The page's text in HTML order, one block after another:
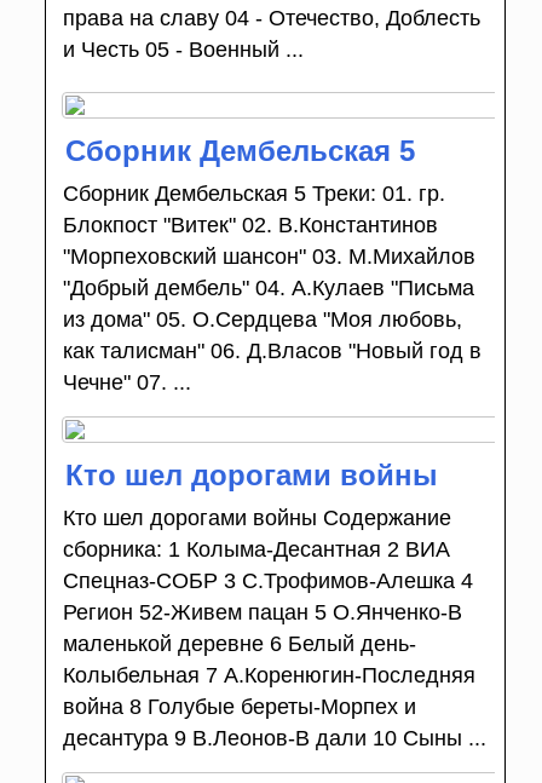
права на славу 04 - Отечество, Доблесть
и Честь 05 - Военный ...
Сборник Дембельская 5
Сборник Дембельская 5 Треки: 01. гр.
Блокпост "Витек" 02. В.Константинов
"Морпеховский шансон" 03. М.Михайлов
"Добрый дембель" 04. А.Кулаев "Письма
из дома" 05. О.Сердцева "Моя любовь,
как талисман" 06. Д.Власов "Новый год в
Чечне" 07. ...
Кто шел дорогами войны
Кто шел дорогами войны Содержание
сборника: 1 Колыма-Десантная 2 ВИА
Спецназ-СОБР 3 С.Трофимов-Алешка 4
Регион 52-Живем пацан 5 О.Янченко-В
маленькой деревне 6 Белый день-
Колыбельная 7 А.Коренюгин-Последняя
война 8 Голубые береты-Морпех и
десантура 9 В.Леонов-В дали 10 Сыны ...